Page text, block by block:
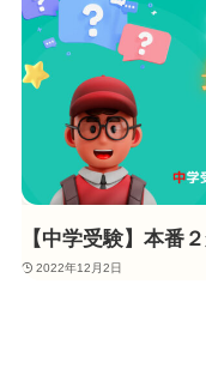
【中学受験】本番
2022年12月2日